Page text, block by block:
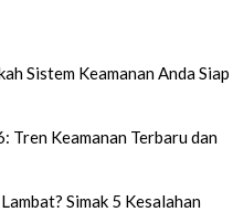
Sistem Keamanan Anda Siap
Tren Keamanan Terbaru dan
Simak 5 Kesalahan